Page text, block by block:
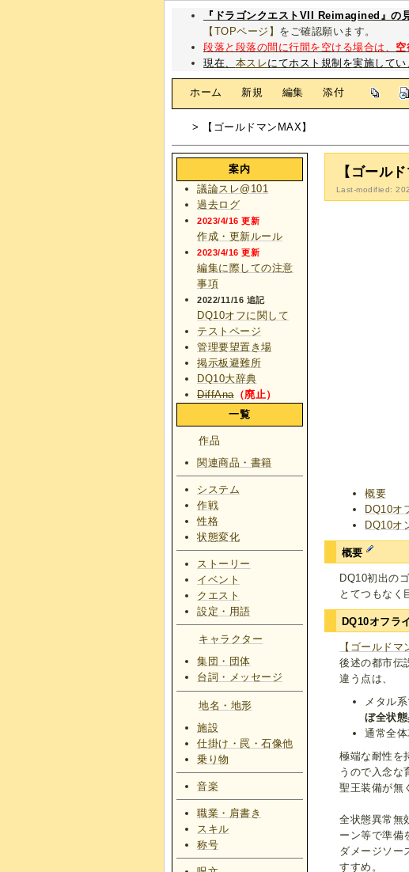
『ドラゴンクエストVII Reimagined』の
【TOPページ】 をご確認願います。
段落と段落の間に行間を空ける場合は、 空
現在、 本スレにてホスト規制を実施して
ホーム 新規 編集 添付
> 【ゴールドマンMAX】
【ゴール
Last-modified:
概要
DQ10オ
DQ10オ
概要
DQ10初出の
とてつもなく
DQ10オフラ
【ゴールドマ
後述の都市伝
違う点は、
メタル
ぼ全状
通常全
極端な耐性を
うので入念な
聖王装備が無
全状態異常無
ーン等で準備
ダメージソー
すすめ。
案内
議論スレ@101
過去ログ
2023/4/16 更新
作成・更新ルール
2023/4/16 更新
編集に際しての注意
事項
2022/11/16 追記
DQ10オフに関して
テストページ
管理要望置き場
掲示板避難所
DQ10大辞典
DiffAna（廃止）
一覧
作品
関連商品・書籍
システム
作戦
性格
状態変化
ストーリー
イベント
クエスト
設定・用語
キャラクター
集団・団体
台詞・メッセージ
地名・地形
施設
仕掛け・罠・石像他
乗り物
音楽
職業・肩書き
スキル
称号